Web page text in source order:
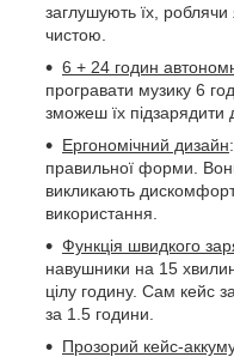
заглушують їх,
чистою.
6 + 24 годин
програвати музику 6
зможеш їх підзарядити
Ергономічний дизайн
правильної форми.
викликають
використання.
Функція швидкого
навушники на 15
цілу годину. Сам кейс
за 1.5 години.
Прозорий кейс-